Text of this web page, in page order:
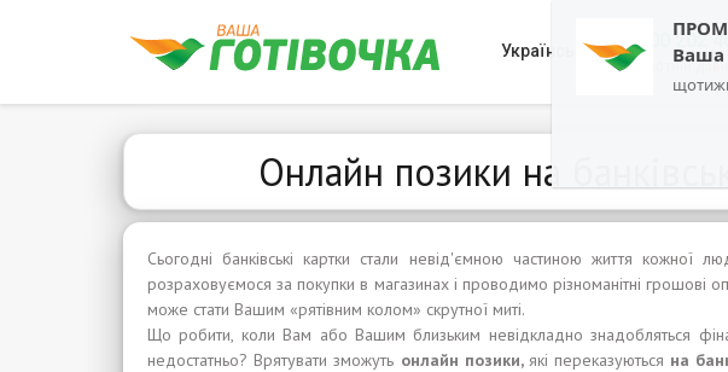
Ваша
Українська 0800 202
Зворотній
Онлайн позики на
Сьогодні банківські картки стали невід'ємною частиною життя кожної
розраховуємося за покупки в магазинах і проводимо різноманітні грошові
може стати Вашим «рятівним колом» скрутної миті.
Що робити, коли Вам або Вашим близьким невідкладно знадобляться
недостатньо? Врятувати зможуть онлайн позики, які переказуються на